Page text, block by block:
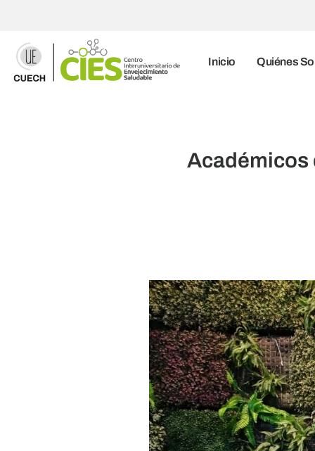
Inicio Quiénes
Académicos